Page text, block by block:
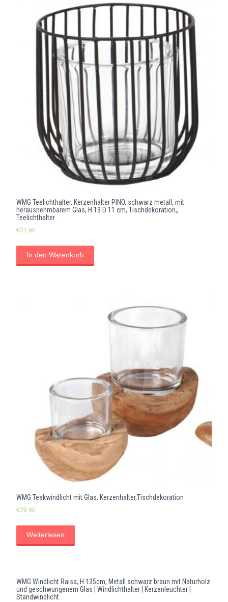
WMG Teelichthalter, Kerzenhalter PINO, schwarz metall, mit
herausnehmbarem Glas, H 13 D 11 cm, Tischdekoration,,
Teelichthalter
€21,90
In den Warenkorb
WMG Teakwindlicht mit Glas, Kerzenhalter,Tischdekoration
€29,90
Weiterlesen
WMG Windlicht Raisa, H 135cm, Metall schwarz braun mit Naturholz
und geschwungenem Glas | Windlichthalter | Kerzenleuchter |
Standwindlicht